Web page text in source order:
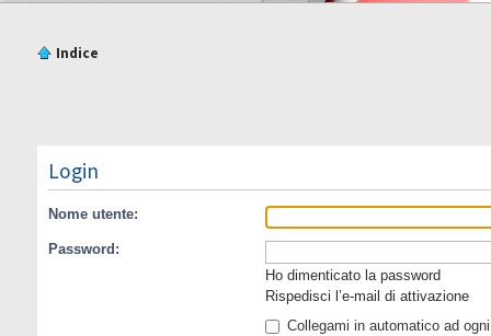
Indice
Login
Nome utente:
Password:
Ho dimenticato la password
Rispedisci l’e-mail di attivazione
Collegami in automatico ad